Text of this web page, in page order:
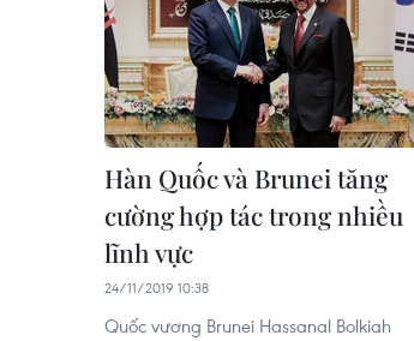
Hàn Quốc và Brunei tăng
cường hợp tác trong nhiều
lĩnh vực
24/11/2019 10:38
Quốc vương Brunei Hassanal Bolkiah